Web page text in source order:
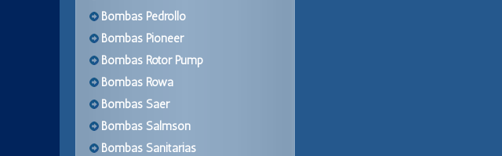
Bombas Pedrollo
Bombas Pioneer
Bombas Rotor Pump
Bombas Rowa
Bombas Saer
Bombas Salmson
Bombas Sanitarias